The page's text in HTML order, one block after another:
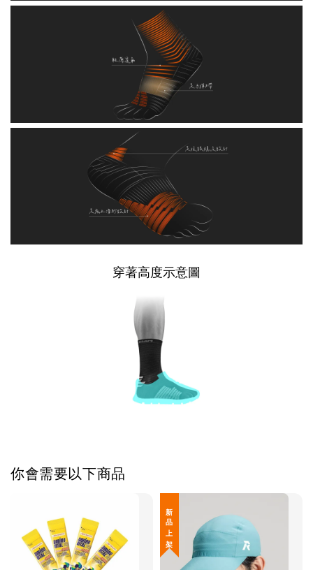
穿著高度示意圖
你會需要以下商品
新 品 上 架